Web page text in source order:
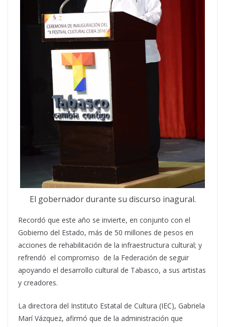
El gobernador durante su discurso inagural.
Recordó que este año se invierte, en conjunto con el
Gobierno del Estado, más de 50 millones de pesos en
acciones de rehabilitación de la infraestructura cultural; y
refrendó el compromiso de la Federación de seguir
apoyando el desarrollo cultural de Tabasco, a sus artistas
y creadores.
La directora del Instituto Estatal de Cultura (IEC), Gabriela
Marí Vázquez, afirmó que de la administración que